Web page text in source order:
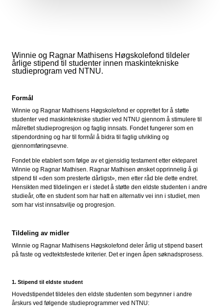
Winnie og Ragnar Mathisens Høgskolefond tildeler
årlige stipend til studenter innen maskintekniske
studieprogram ved NTNU.
Formål
Winnie og Ragnar Mathisens Høgskolefond er opprettet for å støtte
studenter ved maskintekniske studier ved NTNU gjennom å stimulere til
målrettet studieprogresjon og faglig innsats. Fondet fungerer som en
stipendordning og har til formål å bidra til faglig utvikling og
gjennomføringsevne.
Fondet ble etablert som følge av et gjensidig testament etter ekteparet
Winnie og Ragnar Mathisen. Ragnar Mathisen ønsket opprinnelig å gi
stipend til «den som presterte dårligst», men etter råd ble dette endret.
Hensikten med tildelingen er i stedet å støtte den eldste studenten i andre
studieår, ofte en student som har hatt en alternativ vei inn i studiet, men
som har vist innsatsvilje og progresjon.
Tildeling av midler
Winnie og Ragnar Mathisens Høgskolefond deler årlig ut stipend basert
på faste og vedtektsfestede kriterier. Det er ingen åpen søknadsprosess.
1. Stipend til eldste student
Hovedstipendet tildeles den eldste studenten som begynner i andre
årskurs ved følgende studieprogrammer ved NTNU: